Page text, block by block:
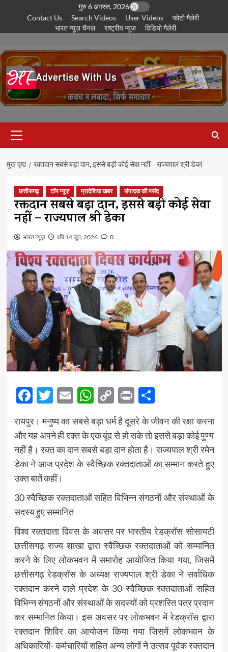
पर
गुरु 6 अगस्त, 2026
Contact Us
Search Videos User Videos
फोटो गैलेरी
भारत न्यूज़ चैनल
राष्ट्रीय न्यूज़ विडियो गैलेरी
सूची
मुख पृष्ठ रक्तदान सबसे बड़ा दान, इससे बड़ी कोई सेवा नहीं – राज्यपाल श्री डेका
छत्तीसगढ़ टॉप न्यूज़ प्रादेशिक खबर संपादक की पसंद
रक्तदान सबसे बड़ा दान, इससे बड़ी कोई सेवा
नहीं – राज्यपाल श्री डेका
भारत न्यूज़ रवि 14 जून, 2026 0
Facebook
Twitter
EmailWhatsApp
Copy
Link
PrintShare
रायपुर। मनुष्य का सबसे बड़ा धर्म है दूसरे के जीवन की रक्षा करना
और यह अपने ही रक्त के एक बूंद से हो सके तो इससे बड़ा कोई पुण्य
नहीं है। रक्त का दान सबसे बड़ा दान होता है। राज्यपाल श्री रमेन
डेका ने आज प्रदेश के स्वैच्छिक रक्तदाताओं का सम्मान करते हुए
उक्त बातें कहीं।
30 स्वैच्छिक रक्तदाताओं सहित विभिन्न संगठनों और संस्थाओं के
सदस्य हुए सम्मानित
विश्व रक्तदाता दिवस के अवसर पर भारतीय रेडक्रॉस सोसायटी
छत्तीसगढ़ राज्य शाखा द्वारा स्वैच्छिक रक्तदाताओं को सम्मानित
करने के लिए लोकभवन में समारोह आयोजित किया गया, जिसमें
छत्तीसगढ़ रेडक्रॉस के अध्यक्ष राज्यपाल श्री डेका ने सर्वाधिक
रक्तदान करने वाले प्रदेश के 30 स्वैच्छिक रक्तदाताओं सहित
विभिन्न संगठनों और संस्थाओं के सदस्यों को प्रशस्ति पत्र प्रदान
कर सम्मानित किया। इस अवसर पर लोकभवन में रेडक्रॉस द्वारा
रक्तदान शिविर का आयोजन किया गया जिसमें लोकभवन के
अधिकारियों- कर्मचारियों सहित अन्य लोगों ने उत्सव पूर्वक रक्तदान